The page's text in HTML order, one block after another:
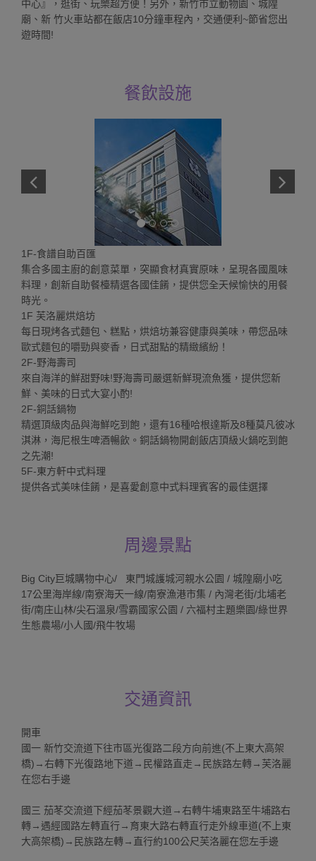
中心』，逛街、玩樂超方便！另外，新竹市立動物園、城隍
廟、新 竹火車站都在飯店10分鐘車程內，交通便利~節省您出
遊時間!
餐飲設施
1F-食譜自助百匯
集合多國主廚的創意菜單，突顯食材真實原味，呈現各國風味
料理，創新自助餐檯精選各國佳餚，提供您全天候愉快的用餐
時光。
1F 芙洛麗烘焙坊
每日現烤各式麵包、糕點，烘焙坊兼容健康與美味，帶您品味
歐式麵包的嚼勁與麥香，日式甜點的精緻繽紛！
2F-野海壽司
來自海洋的鮮甜野味!野海壽司嚴選新鮮現流魚獲，提供您新
鮮、美味的日式大宴小酌!
2F-銅話鍋物
精選頂級肉品與海鮮吃到飽，還有16種哈根達斯及8種莫凡彼冰
淇淋，海尼根生啤酒暢飲。銅話鍋物開創飯店頂級火鍋吃到飽
之先潮!
5F-東方軒中式料理
提供各式美味佳餚，是喜愛創意中式料理賓客的最佳選擇
周邊景點
Big City巨城購物中心/ 東門城護城河親水公園 / 城隍廟小吃
17公里海岸線/南寮海天一線/南寮漁港市集 / 內灣老街/北埔老
街/南庄山林/尖石溫泉/雪霸國家公園 / 六福村主題樂園/綠世界
生態農場/小人國/飛牛牧場
交通資訊
開車
國一 新竹交流道下往市區光復路二段方向前進(不上東大高架
橋)→右轉下光復路地下道→民權路直走→民族路左轉→芙洛麗
在您右手邊
國三 茄苳交流道下經茄苳景觀大道→右轉牛埔東路至牛埔路右
轉→遇經國路左轉直行→育東大路右轉直行走外線車道(不上東
大高架橋)→民族路左轉→直行約100公尺芙洛麗在您左手邊